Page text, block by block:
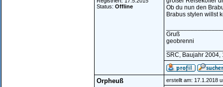
Status: Offline
Ob du nun den
Brabus stylen willst
Gruß
geobrenni
SRC, Baujahr 2004,
Orpheuß erstellt am: 17.1.2018